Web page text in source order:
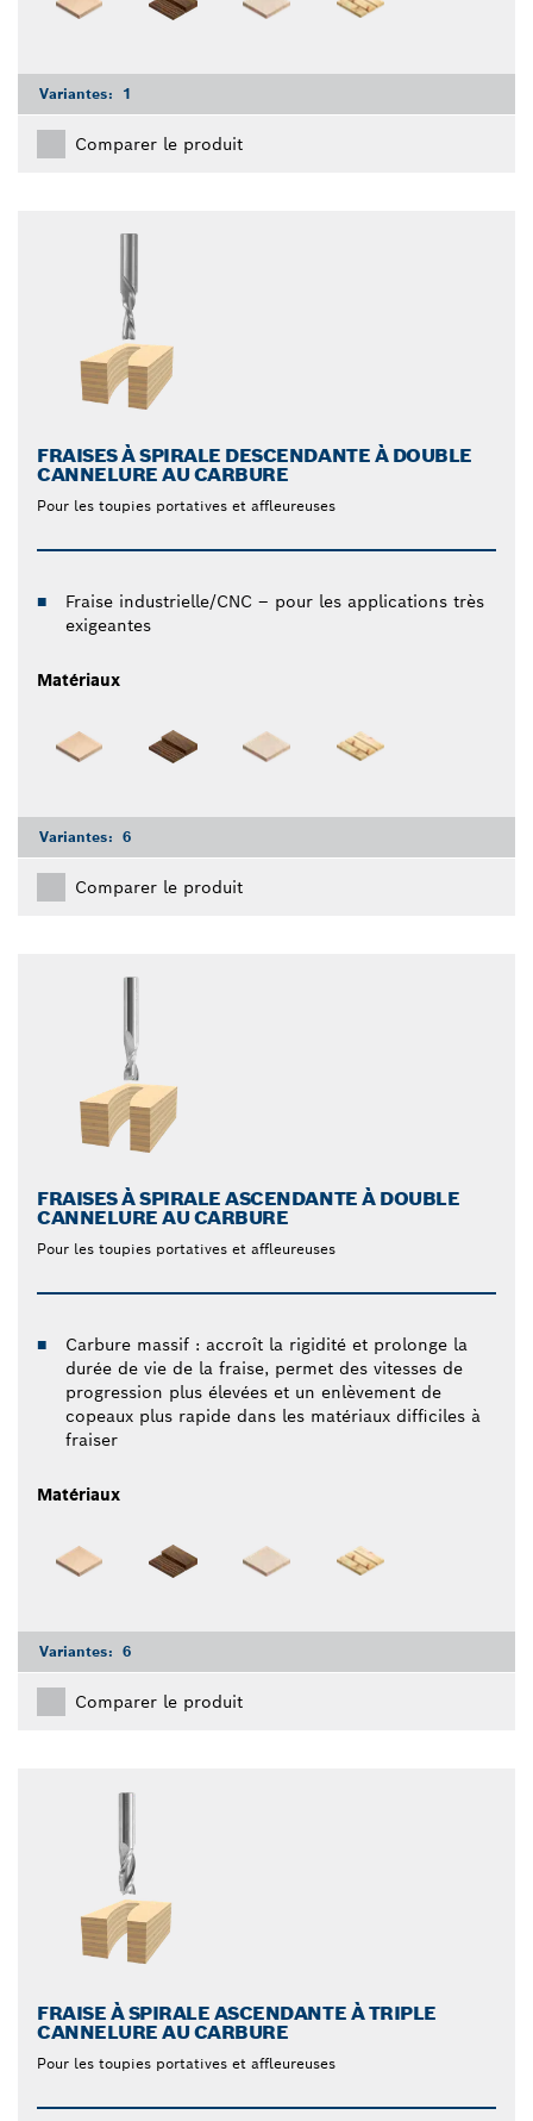
Variantes: 1
Comparer le produit
FRAISES À SPIRALE DESCENDANTE À DOUBLE
CANNELURE AU CARBURE
Pour les toupies portatives et affleureuses
Fraise industrielle/CNC – pour les applications très
exigeantes
Matériaux
Variantes: 6
Comparer le produit
FRAISES À SPIRALE ASCENDANTE À DOUBLE
CANNELURE AU CARBURE
Pour les toupies portatives et affleureuses
Carbure massif : accroît la rigidité et prolonge la
durée de vie de la fraise, permet des vitesses de
progression plus élevées et un enlèvement de
copeaux plus rapide dans les matériaux difficiles à
fraiser
Matériaux
Variantes: 6
Comparer le produit
FRAISE À SPIRALE ASCENDANTE À TRIPLE
CANNELURE AU CARBURE
Pour les toupies portatives et affleureuses